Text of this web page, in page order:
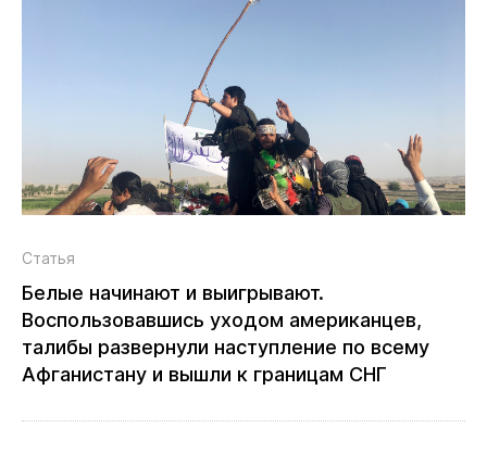
Статья
Белые начинают и выигрывают.
Воспользовавшись уходом американцев,
талибы развернули наступление по всему
Афганистану и вышли к границам СНГ